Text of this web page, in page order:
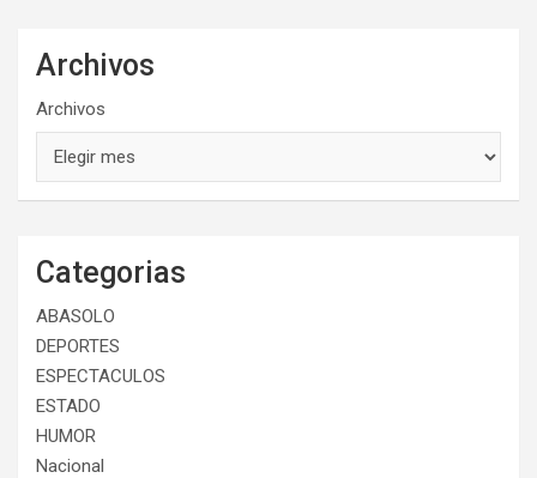
Archivos
Archivos
Categorias
ABASOLO
DEPORTES
ESPECTACULOS
ESTADO
HUMOR
Nacional